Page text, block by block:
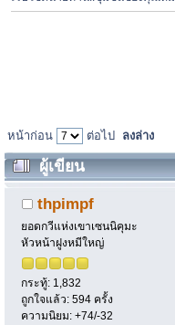
หน้าก่อน ต่อไป ลงล่าง
ผู้เขียน
thpimpf
ยอดกวีแห่งเขาเซนนิคุมะ
หัวหน้าฝูงหมีใหญ่
กระทู้: 1,832
ถูกใจแล้ว: 594 ครั้ง
ความนิยม: +74/-32